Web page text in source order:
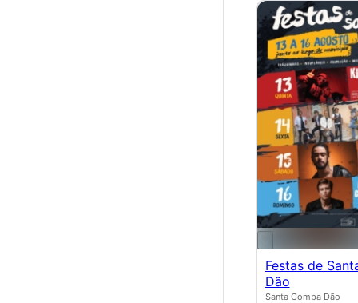
Festas de
Dão
Santa Comba Dão